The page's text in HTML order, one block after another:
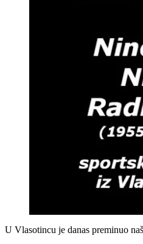
U Vlasotincu je danas preminuo